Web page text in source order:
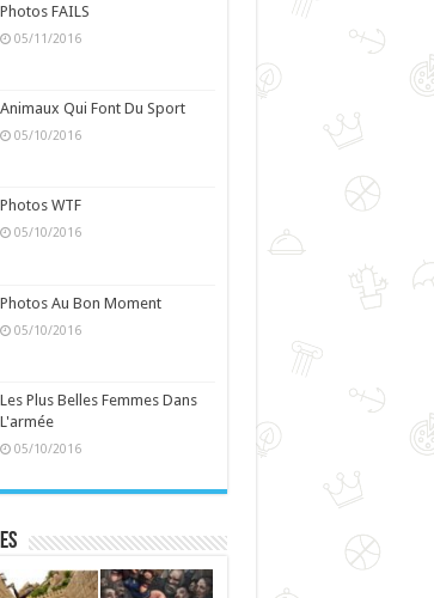
Photos FAILS
05/11/2016
Animaux Qui Font Du Sport
05/10/2016
Photos WTF
05/10/2016
Photos Au Bon Moment
05/10/2016
Les Plus Belles Femmes Dans
L'armée
05/10/2016